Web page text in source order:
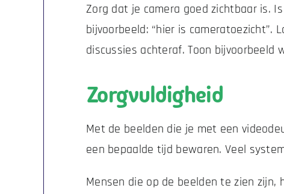
Zorg dat je camera goed zichtbaar is.
bijvoorbeeld: “hier is
discussies achteraf. Toon
Zorgvuldigheid
Met de beelden die je met een
een bepaalde tijd bewaren. Veel
Mensen die op de beelden te zien